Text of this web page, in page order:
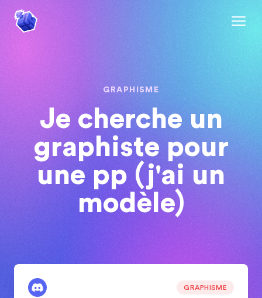
GRAPHISME
Je cherche un
graphiste pour
une pp (j'ai un
modèle)
GRAPHISME